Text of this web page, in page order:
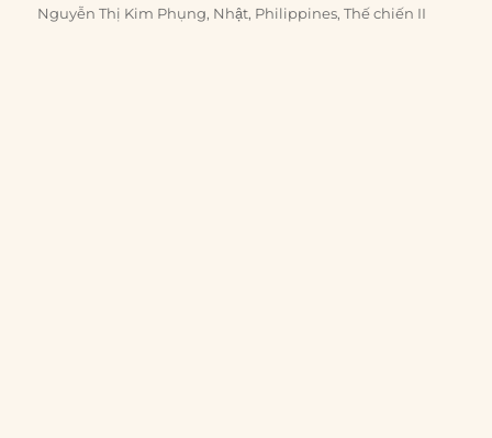
Nguyễn Thị Kim Phụng, Nhật, Philippines,Thế chiến II